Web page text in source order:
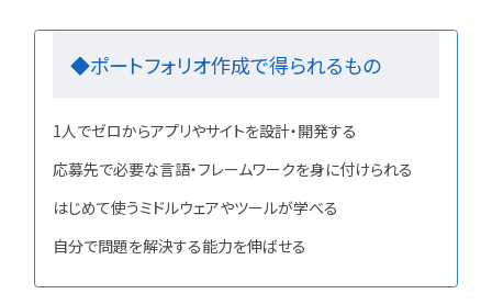
◆ポートフォリオ作成で得られるもの
1人でゼロからアプリやサイトを設計・開発する
応募先で必要な言語・フレームワークを身に付けられる
はじめて使うミドルウェアやツールが学べる
自分で問題を解決する能力を伸ばせる